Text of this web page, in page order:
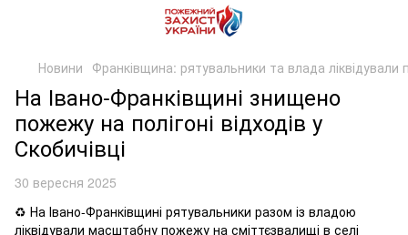
Новини Франківщина: рятувальники та влада
На Івано-Франківщині знищено
пожежу на полігоні відходів у
Скобичівці
30 вересня 2025
♻️ На Івано-Франківщині рятувальники разом із владою
ліквідували масштабну пожежу на сміттєзвалищі в селі